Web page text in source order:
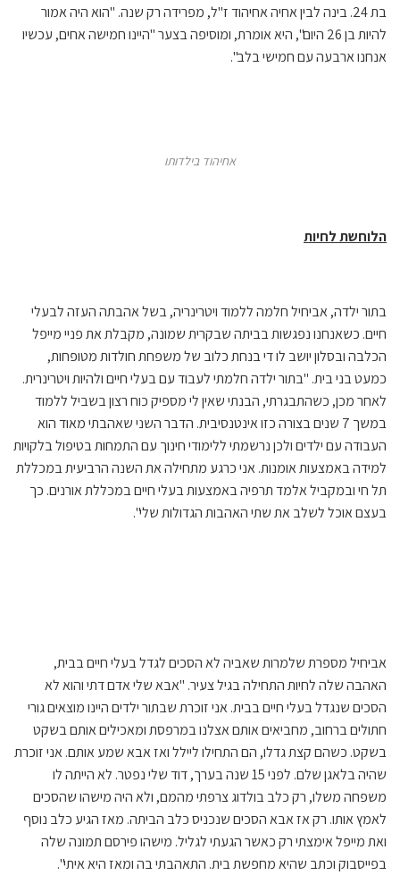
בת 24. בינה לבין אחיה אחיהוד ז"ל, מפרידה רק שנה. "הוא היה אמור
להיות בן 26 היום", היא אומרת, ומוסיפה בצער "היינו חמישה אחים, עכשיו
אנחנו ארבעה עם חמישי בלב".
אחיהוד בילדותו
הלוחשת לחיות
בתור ילדה, אביחיל חלמה ללמוד ויטרינריה, בשל אהבתה העזה לבעלי
חיים. כשאנחנו נפגשות בביתה שבקרית שמונה, מקבלת את פניי מייפל
הכלבה ובסלון יושב לו די בנחת כלוב של משפחת חולדות מטופחות,
כמעט בני בית. "בתור ילדה חלמתי לעבוד עם בעלי חיים ולהיות ויטרינרית.
לאחר מכן, כשהתבגרתי, הבנתי שאין לי מספיק כוח רצון בשביל ללמוד
במשך 7 שנים בצורה כזו אינטנסיבית. הדבר השני שאהבתי מאוד הוא
העבודה עם ילדים ולכן נרשמתי ללימודי חינוך עם התמחות בטיפול בלקויות
למידה באמצעות אומנות. אני כרגע מתחילה את השנה הרביעית במכללת
תל חי ובמקביל אלמד תרפיה באמצעות בעלי חיים במכללת אורנים. כך
בעצם אוכל לשלב את שתי האהבות הגדולות שלי".
אביחיל מספרת שלמרות שאביה לא הסכים לגדל בעלי חיים בבית,
האהבה שלה לחיות התחילה בגיל צעיר. "אבא שלי אדם דתי והוא לא
הסכים שנגדל בעלי חיים בבית. אני זוכרת שבתור ילדים היינו מוצאים גורי
חתולים ברחוב, מחביאים אותם אצלנו במרפסת ומאכילים אותם בשקט
בשקט. כשהם קצת גדלו, הם התחילו ליילל ואז אבא שמע אותם. אני זוכרת
שהיה בלאגן שלם. לפני 15 שנה בערך, דוד שלי נפטר. לא הייתה לו
משפחה משלו, רק כלב בולדוג צרפתי מהמם, ולא היה מישהו שהסכים
לאמץ אותו. רק אז אבא הסכים שנכניס כלב הביתה. מאז הגיע כלב נוסף
ואת מייפל אימצתי רק כאשר הגעתי לגליל. מישהו פירסם תמונה שלה
בפייסבוק וכתב שהיא מחפשת בית. התאהבתי בה ומאז היא איתי".